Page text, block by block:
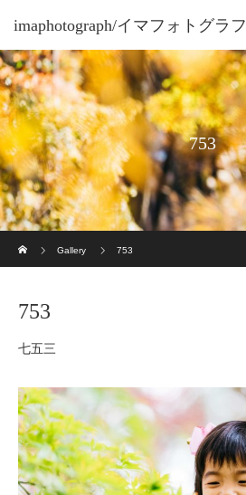
imaphotograph/イマフォトグラフ
753
Gallery
753
753
七五三